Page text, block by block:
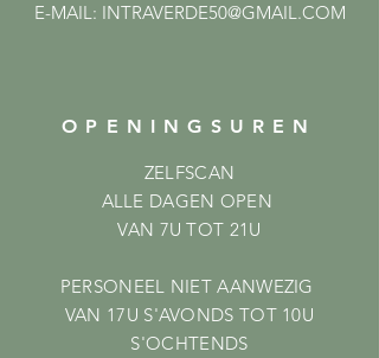
E-MAIL: INTRAVERDE50@GMAIL.COM
OPENINGSUREN
ZELFSCAN
ALLE DAGEN OPEN
VAN 7U TOT 21U
PERSONEEL NIET AANWEZIG
VAN 17U S'AVONDS TOT 10U
S'OCHTENDS